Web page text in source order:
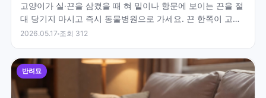
고양이가 실·끈을 삼켰을 때 혀 밑이나 항문에 보이는 끈을 절
대 당기지 마시고 즉시 동물병원으로 가세요. 끈 한쪽이 고정
되면 장이 아코디언처럼 접히고 톱에 잘리듯 천공됩니…
2026.05.17 조회 312
반려묘